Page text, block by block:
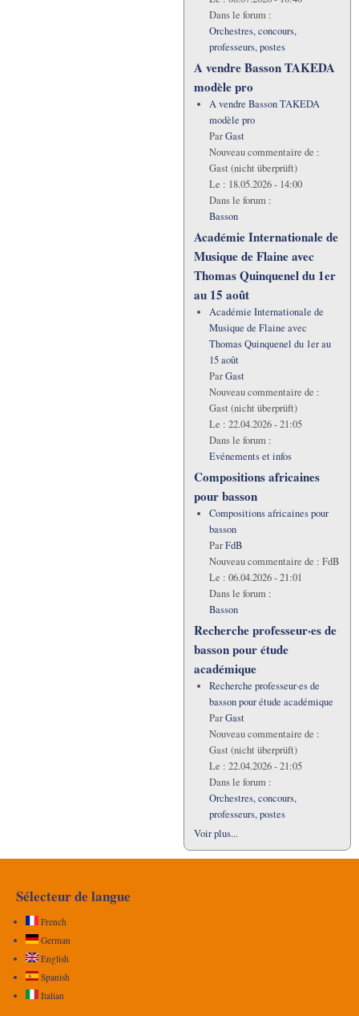
Dans le forum :
Orchestres, concours,
professeurs, postes
A vendre Basson TAKEDA
modèle pro
A vendre Basson TAKEDA
modèle pro
ParGast
Nouveau commentaire de :
Gast (nicht überprüft)
Le : 18.05.2026 - 14:00
Dans le forum :
Basson
Académie Internationale de
Musique de Flaine avec
Thomas Quinquenel du 1er
au 15 août
Académie Internationale de
Musique de Flaine avec
Thomas Quinquenel du 1er au
15 août
ParGast
Nouveau commentaire de :
Gast (nicht überprüft)
Le : 22.04.2026 - 21:05
Dans le forum :
Evénements et infos
Compositions africaines
pour basson
Compositions africaines pour
basson
ParFdB
Nouveau commentaire de : FdB
Le : 06.04.2026 - 21:01
Dans le forum :
Basson
Recherche professeur·es de
basson pour étude
académique
Recherche professeur·es de
basson pour étude académique
ParGast
Nouveau commentaire de :
Gast (nicht überprüft)
Le : 22.04.2026 - 21:05
Dans le forum :
Orchestres, concours,
professeurs, postes
Voir plus...
Sélecteur de langue
French
German
English
Spanish
Italian